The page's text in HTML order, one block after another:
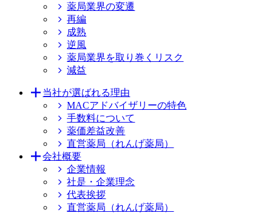
薬局業界の変遷
再編
成熟
逆風
薬局業界を取り巻くリスク
減益
当社が選ばれる理由
MACアドバイザリーの特色
手数料について
薬価差益改善
直営薬局（れんげ薬局）
会社概要
企業情報
社是・企業理念
代表挨拶
直営薬局（れんげ薬局）